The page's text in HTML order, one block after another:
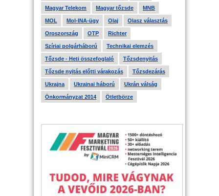
Magyar Telekom Magyar tőzsde MNB
MOL Mol-INA-ügy Olaj Olasz választás
Oroszország OTP Richter
Szíriai polgárháború Technikai elemzés
Tőzsde - Heti összefoglaló Tőzsdenyitás
Tőzsde nyitás előtti várakozás Tőzsdezárás
Ukrajna Ukrajnai háború Ukrán válság
Önkormányzat 2014 Ötletbörze